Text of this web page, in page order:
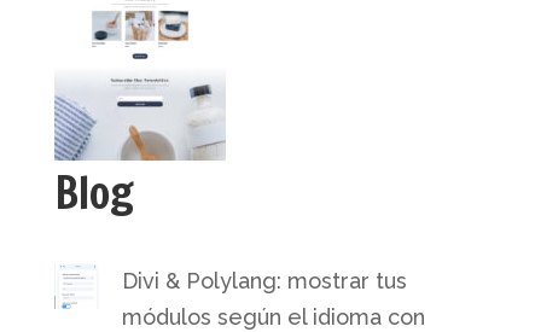
Blog
Divi & Polylang: mostrar tus
módulos según el idioma con